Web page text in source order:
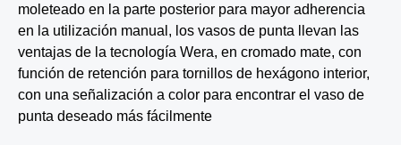
moleteado en la parte posterior para mayor adherencia
en la utilización manual, los vasos de punta llevan las
ventajas de la tecnología Wera, en cromado mate, con
función de retención para tornillos de hexágono interior,
con una señalización a color para encontrar el vaso de
punta deseado más fácilmente